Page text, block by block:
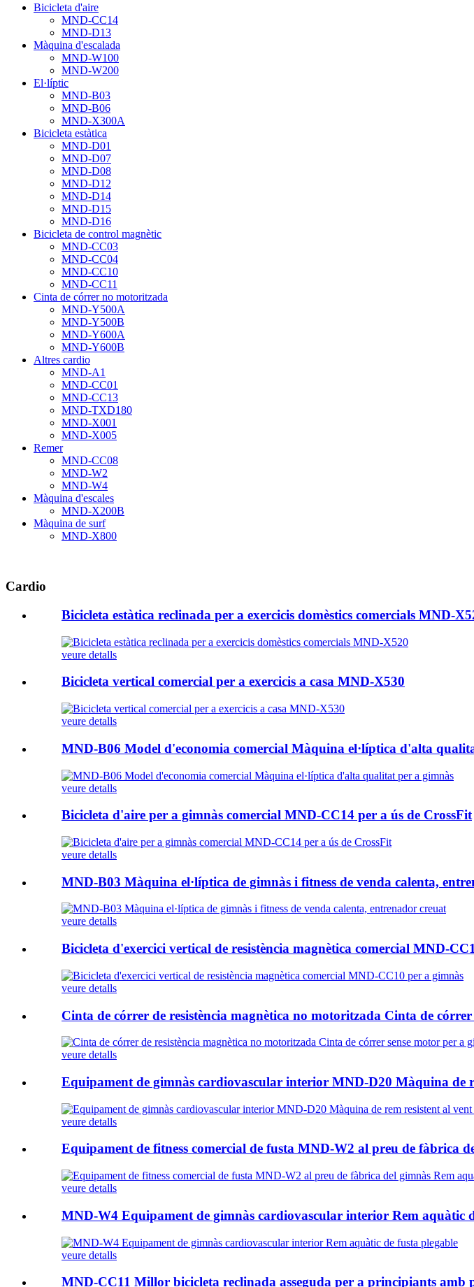
Bicicleta d'aire
MND-CC14
MND-D13
Màquina d'escalada
MND-W100
MND-W200
El·líptic
MND-B03
MND-B06
MND-X300A
Bicicleta estàtica
MND-D01
MND-D07
MND-D08
MND-D12
MND-D14
MND-D15
MND-D16
Bicicleta de control magnètic
MND-CC03
MND-CC04
MND-CC10
MND-CC11
Cinta de córrer no motoritzada
MND-Y500A
MND-Y500B
MND-Y600A
MND-Y600B
Altres cardio
MND-A1
MND-CC01
MND-CC13
MND-TXD180
MND-X001
MND-X005
Remer
MND-CC08
MND-W2
MND-W4
Màquina d'escales
MND-X200B
Màquina de surf
MND-X800
Cardio
Bicicleta estàtica reclinada per a exercicis domèstics comercials MND-
veure detalls
Bicicleta vertical comercial per a exercicis a casa MND-X530
veure detalls
MND-B06 Model d'economia comercial Màquina el·líptica d'alta
veure detalls
Bicicleta d'aire per a gimnàs comercial MND-CC14 per a ús de CrossFit
veure detalls
MND-B03 Màquina el·líptica de gimnàs i fitness de venda calenta,
veure detalls
Bicicleta d'exercici vertical de resistència magnètica comercial MND-
veure detalls
Cinta de córrer de resistència magnètica no motoritzada Cinta de
veure detalls
Equipament de gimnàs cardiovascular interior MND-D20 Màquina de
veure detalls
Equipament de fitness comercial de fusta MND-W2 al preu de fàbrica
veure detalls
MND-W4 Equipament de gimnàs cardiovascular interior Rem aquàtic
veure detalls
MND-CC11 Millor bicicleta reclinada asseguda per a principiants amb